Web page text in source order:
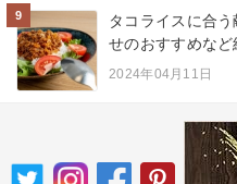
9
タコライスに合
せのおすすめなど
2024年04月11日